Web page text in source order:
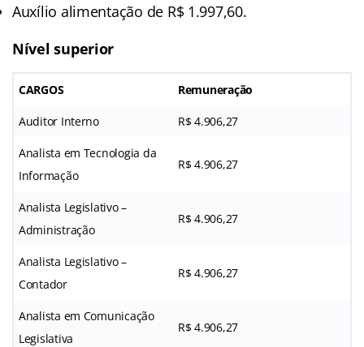
Auxílio alimentação de R$ 1.997,60.
Nível superior
CARGOS Remuneração
Auditor Interno R$ 4.906,27
Analista em Tecnologia da
Informação
R$ 4.906,27
Analista Legislativo –
Administração
R$ 4.906,27
Analista Legislativo –
Contador
R$ 4.906,27
Analista em Comunicação
Legislativa
R$ 4.906,27